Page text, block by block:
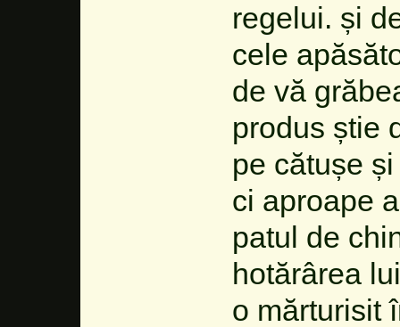
regelui. și
cele
de vă
produs știe
pe cătușe
ci aproape
patul de
hotărârea
o mărturisit